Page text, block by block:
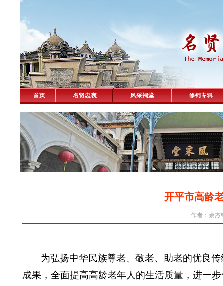
首页 名贤忠襄 风采祠堂 修祠专辑
开平市高龄
作者：余杰
为弘扬中华民族尊老、敬老、助老的优良
成果，全面提高高龄老年人的生活质量，进一